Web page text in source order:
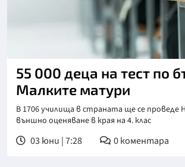
55 000 деца на тест по
Малките матури
В 1706 училища в страната ще се проведе
външно оценяване в края на 4. клас
03 юни | 7:28 0коментара